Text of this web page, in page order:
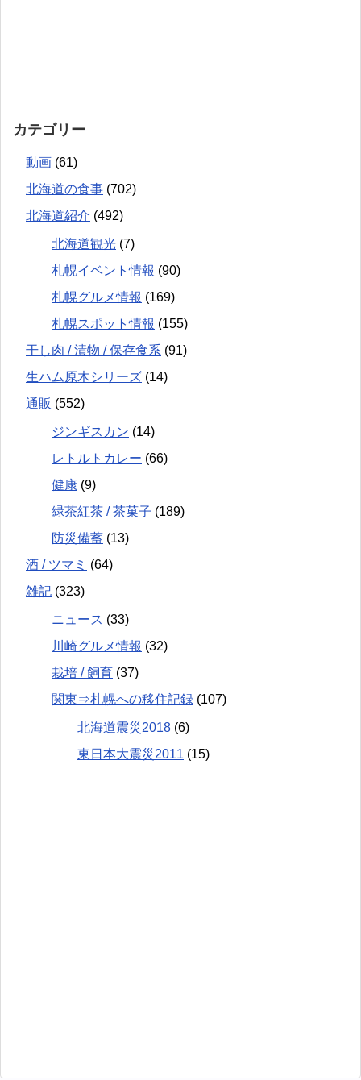
カテゴリー
動画 (61)
北海道の食事 (702)
北海道紹介 (492)
北海道観光 (7)
札幌イベント情報 (90)
札幌グルメ情報 (169)
札幌スポット情報 (155)
干し肉 / 漬物 / 保存食系 (91)
生ハム原木シリーズ (14)
通販 (552)
ジンギスカン (14)
レトルトカレー (66)
健康 (9)
緑茶紅茶 / 茶菓子 (189)
防災備蓄 (13)
酒 / ツマミ (64)
雑記 (323)
ニュース (33)
川崎グルメ情報 (32)
栽培 / 飼育 (37)
関東⇒札幌への移住記録 (107)
北海道震災2018 (6)
東日本大震災2011 (15)